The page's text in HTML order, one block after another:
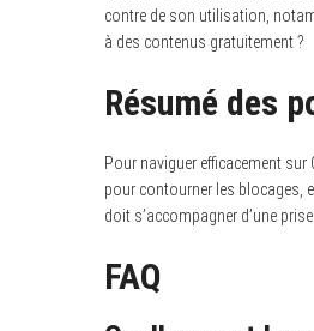
contre de son utilisation,
à des contenus gratuitement ?
Résumé des
Pour naviguer efficacement
pour contourner les blocages,
doit s’accompagner d’une
FAQ